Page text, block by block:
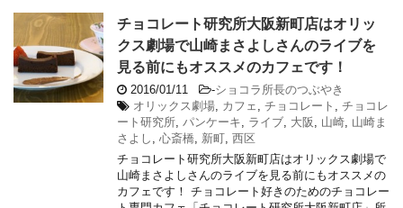
チョコレート研究所大阪新町店はオリッ
クス劇場で山崎まさよしさんのライブを
見る前にもオススメのカフェです！
2016/01/11 -ショコラ所長のつぶやき
オリックス劇場, カフェ , チョコレート , チョコレ
ート研究所, パンケーキ, ライブ, 大阪 , 山崎, 山崎ま
さよし , 心斎橋, 新町, 西区
チョコレート研究所大阪新町店はオリックス劇場で
山崎まさよしさんのライブを見る前にもオススメの
カフェです！ チョコレート好きのためのチョコレー